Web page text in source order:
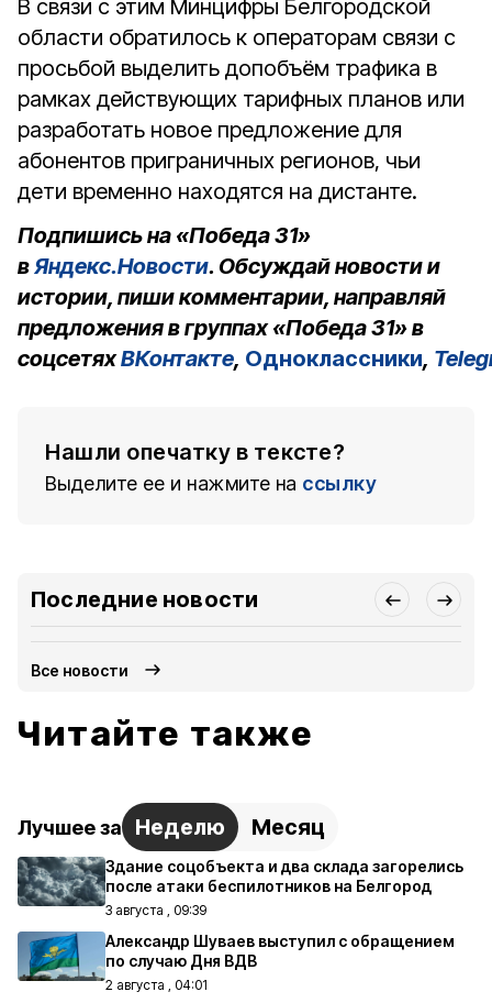
В связи с этим Минцифры Белгородской
области обратилось к операторам связи с
просьбой выделить допобъём трафика в
рамках действующих тарифных планов или
разработать новое предложение для
абонентов приграничных регионов, чьи
дети временно находятся на дистанте.
Подпишись на «Победа 31»
вЯндекс.Новости. Обсуждай новости и
истории, пиши комментарии, направляй
предложения в группах «Победа 31» в
соцсетяхВКонтакте, Одноклассники,
Нашли опечатку в тексте?
Выделите ее и нажмите на ссылку
Последние новости
Все новости
Читайте также
Лучшее за Неделю Месяц
Здание соцобъекта и два склада загорелись
после атаки беспилотников на Белгород
3 августа , 09:39
Александр Шуваев выступил с обращением
по случаю Дня ВДВ
2 августа , 04:01